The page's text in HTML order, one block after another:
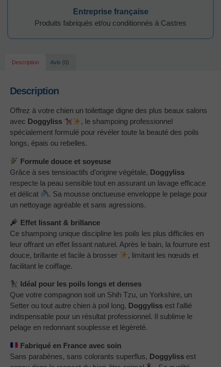
Entreprise française
Produits fabriqués et/ou conditionnés à Castres
Description Avis (0)
Description
Offrez à votre chien un toilettage digne des plus beaux salons
avec Doggyliss
, le shampoing professionnel
spécialement formulé pour révéler toute la beauté des poils
longs, épais ou rebelles.
Formule douce et soyeuse
Grâce à ses tensioactifs d’origine végétale, Doggyliss
respecte la peau sensible tout en assurant un lavage efficace
et délicat
. Sa mousse onctueuse enveloppe le pelage pour
un nettoyage agréable et sans agressions.
Effet lissant & brillance
Ce shampoing unique discipline les poils les plus difficiles en
leur offrant un effet lissant naturel. Après le bain, la fourrure est
douce, brillante et facile à brosser
, limitant les nœuds et
facilitant le coiffage.
Idéal pour les poils longs et denses
Que votre compagnon soit un Shih Tzu, un Yorkshire, un
Setter ou tout autre chien à poil long, Doggyliss est l’allié
indispensable pour un résultat professionnel. Il sublime le
pelage en redonnant souplesse et légèreté.
Fabriqué en France avec soin
Sans parabènes, sans colorants superflus, Doggyliss est